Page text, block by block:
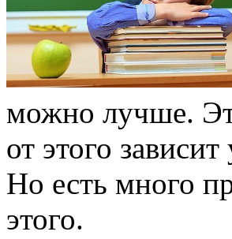
можно лучше.
от этого
Но есть много
этого.